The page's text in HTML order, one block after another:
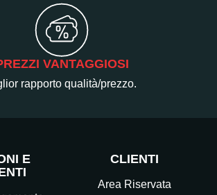
VANTAGGIOSI
rapporto qualità/prezzo.
E
CLIENTI
Area Riservata